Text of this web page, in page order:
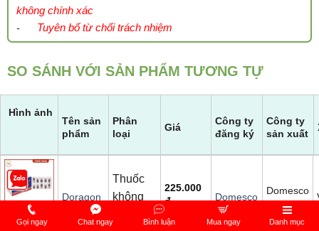
không chính xác
- Tuyên bố từ chối trách nhiệm
SO SÁNH VỚI SẢN PHẨM TƯƠNG TỰ
Hình ảnh
Tên sản
phẩm
Phân
loại
Giá
Công ty
đăng ký
Công ty
sản xuất
Doragon
Thuốc
không
225.000
đ
Domesco
Domesco
Gọi ngay Chat ngay Bình luận Mua ngay Danh mục